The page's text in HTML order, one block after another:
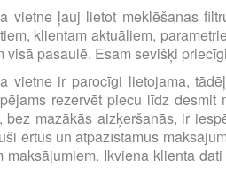
vietne ļauj lietot meklēšanas
klientam aktuāliem,
visā pasaulē. Esam sevišķi
vietne ir parocīgi lietojama,
rezervēt piecu līdz
bez mazākās aizķeršanās, ir
ērtus un atpazīstamus
maksājumiem. Ikviena klienta